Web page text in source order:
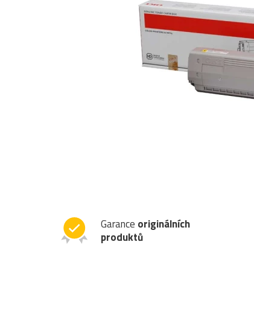
Garance originálních
produktů